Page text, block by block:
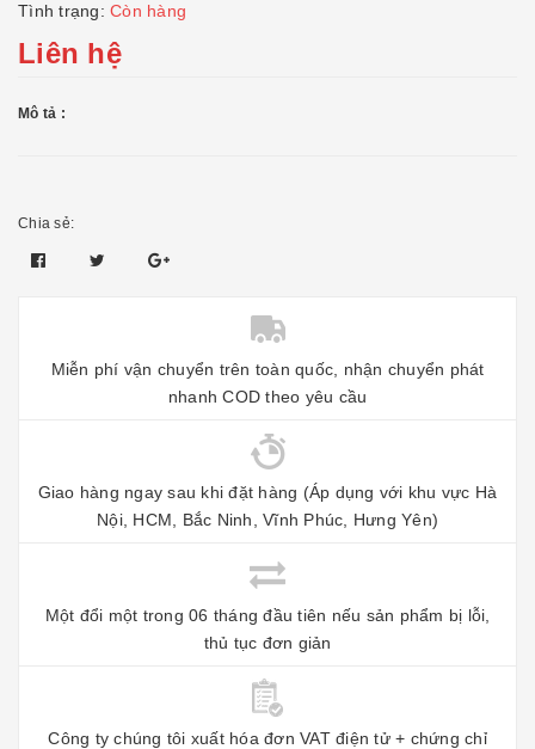
Tình trạng: Còn hàng
Liên hệ
Mô tả :
Chia sẻ:
Miễn phí vận chuyển trên toàn quốc, nhận chuyển phát
nhanh COD theo yêu cầu
Giao hàng ngay sau khi đặt hàng (Áp dụng với khu vực Hà
Nội, HCM, Bắc Ninh, Vĩnh Phúc, Hưng Yên)
Một đổi một trong 06 tháng đầu tiên nếu sản phẩm bị lỗi,
thủ tục đơn giản
Công ty chúng tôi xuất hóa đơn VAT điện tử + chứng chỉ